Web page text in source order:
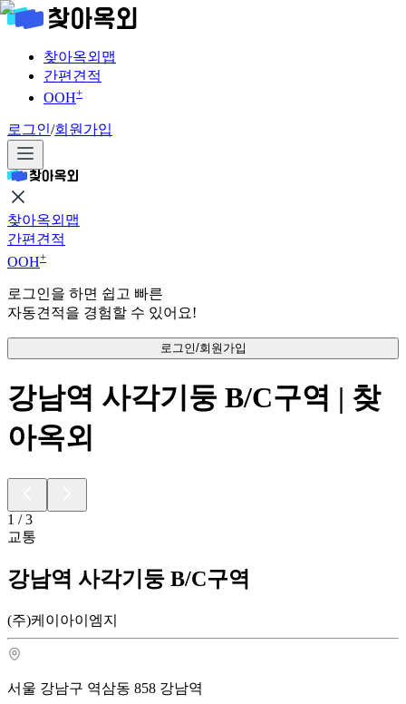
찾아옥외맵
간편견적
OOH+
로그인/회원가입
찾아옥외맵
간편견적
OOH+
로그인을 하면 쉽고 빠른
자동견적을 경험할 수 있어요!
로그인/회원가입
강남역 사각기둥 B/C구역 | 찾
아옥외
1 /3
교통
강남역 사각기둥 B/C구역
(주)케이아이엠지
서울 강남구 역삼동 858 강남역